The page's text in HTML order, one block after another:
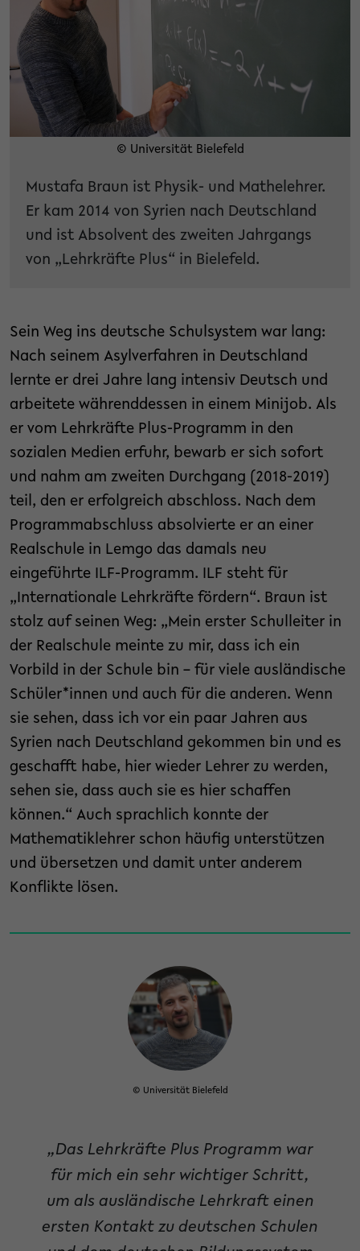
© Universität Bielefeld
Mustafa Braun ist Physik- und Mathelehrer.
Er kam 2014 von Syrien nach Deutschland
und ist Absolvent des zweiten Jahrgangs
von „Lehrkräfte Plus“ in Bielefeld.
Sein Weg ins deutsche Schulsystem war lang:
Nach seinem Asylverfahren in Deutschland
lernte er drei Jahre lang intensiv Deutsch und
arbeitete währenddessen in einem Minijob. Als
er vom Lehrkräfte Plus-Programm in den
sozialen Medien erfuhr, bewarb er sich sofort
und nahm am zweiten Durchgang (2018-2019)
teil, den er erfolgreich abschloss. Nach dem
Programmabschluss absolvierte er an einer
Realschule in Lemgo das damals neu
eingeführte ILF-Programm. ILF steht für
„Internationale Lehrkräfte fördern“. Braun ist
stolz auf seinen Weg: „Mein erster Schulleiter in
der Realschule meinte zu mir, dass ich ein
Vorbild in der Schule bin – für viele ausländische
Schüler*innen und auch für die anderen. Wenn
sie sehen, dass ich vor ein paar Jahren aus
Syrien nach Deutschland gekommen bin und es
geschafft habe, hier wieder Lehrer zu werden,
sehen sie, dass auch sie es hier schaffen
können.“ Auch sprachlich konnte der
Mathematiklehrer schon häufig unterstützen
und übersetzen und damit unter anderem
Konflikte lösen.
© Universität Bielefeld
„Das Lehrkräfte Plus Programm war
für mich ein sehr wichtiger Schritt,
um als ausländische Lehrkraft einen
ersten Kontakt zu deutschen Schulen